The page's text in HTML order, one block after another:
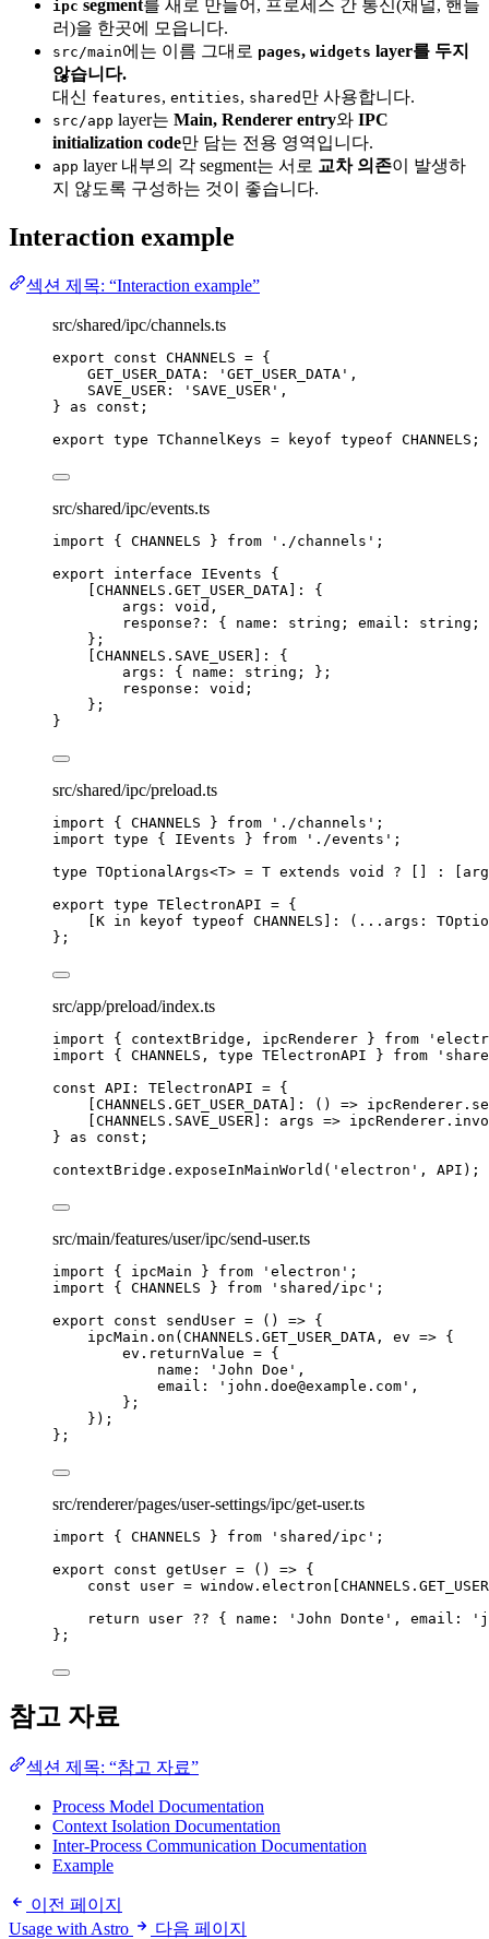
ipc segment를 새로 만들어, 프로세스 간 통신(채널, 핸들
러)을 한곳에 모읍니다.
src/main에는 이름 그대로 pages, widgets layer를 두지
않습니다.
대신 features, entities, shared 만 사용합니다.
src/app layer는 Main, Renderer entry와 IPC
initialization code만 담는 전용 영역입니다.
app layer 내부의 각 segment는 서로 교차 의존이 발생하
지 않도록 구성하는 것이 좋습니다.
Interaction example
섹션 제목: “Interaction example”
src/shared/ipc/channels.ts
export const CHANNELS = {
GET_USER_DATA:
' GET_USER_DATA ' ,
SAVE_USER:
' SAVE_USER ' ,
} as const ;
export type TChannelKeys = keyof typeof CHANNELS ;
src/shared/ipc/events.ts
import { CHANNELS } from ' ./channels ' ;
export
interface IEvents {
CHANNELS . GET_USER_DATA :
{
args : void ,
response?: { name : string ; email : string ;
};
CHANNELS . SAVE_USER :
{
args : { name : string ; };
response : void ;
};
}
src/shared/ipc/preload.ts
import { CHANNELS } from ' ./channels ' ;
import type { IEvents } from ' ./events ' ;
type TOptionalArgs<T> = T extends void ? :
export type TElectronAPI = {
K in keyof typeof CHANNELS : ( ... args :
};
src/app/preload/index.ts
import { contextBridge, ipcRenderer } from '
import { CHANNELS, type TElectronAPI } from '
const API : TElectronAPI = {
CHANNELS . GET_USER_DATA : () => ipcRenderer .
CHANNELS . SAVE_USER : args => ipcRenderer .
} as const ;
contextBridge . exposeInMainWorld ( ' electron ' , API );
src/main/features/user/ipc/send-user.ts
import { ipcMain } from ' electron ' ;
import { CHANNELS } from ' shared/ipc ' ;
export const sendUser = ()
=> {
ipcMain . on ( CHANNELS . GET_USER_DATA , ev => {
ev . returnValue = {
name:
' John Doe ' ,
email:
' john.doe@example.com ' ,
};
} ) ;
} ;
src/renderer/pages/user-settings/ipc/get-user.ts
import { CHANNELS } from ' shared/ipc ' ;
export const getUser = ()
=> {
const user = window . electron CHANNELS .
return user ?? { name: ' John Donte ' , email: '
} ;
참고 자료
섹션 제목: “참고 자료”
Process Model Documentation
Context Isolation Documentation
Inter-Process Communication Documentation
Example
이전 페이지
Usage with Astro
다음 페이지